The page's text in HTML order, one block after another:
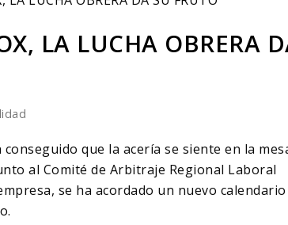
LA LUCHA OBRERA
que la acería se siente en la
al Comité de Arbitraje Regional Laboral
se ha acordado un nuevo calendario